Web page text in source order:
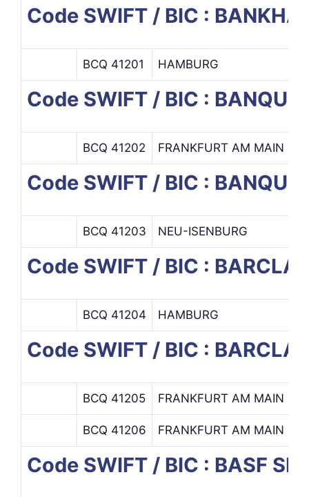
Code SWIFT / BIC :
BCQ 41201 HAMBURG
Code SWIFT / BIC : BANQUE
BCQ 41202 FRANKFURT AM MAIN
Code SWIFT / BIC : BANQUE
BCQ 41203 NEU-ISENBURG
Code SWIFT / BIC :
BCQ 41204 HAMBURG
Code SWIFT / BIC :
BCQ 41205 FRANKFURT AM MAIN
BCQ 41206 FRANKFURT AM MAIN
Code SWIFT / BIC : BASF SE